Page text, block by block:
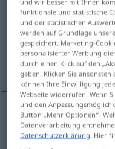
Übersicht aller
(Für mehr Details die
stamme
stamme stottern
funktionale und statistische
und der statistischen
werden auf Grundlage
gespeichert. Marketing-
personalisierter Werbung
durch einen Klick auf den
geben. Klicken Sie
können Ihre Einwilligung
Webseite widerrufen. Wenn
und den
Button „Mehr Optionen“.
Datenverarbeitung
Datenschutzerklärung . Hier